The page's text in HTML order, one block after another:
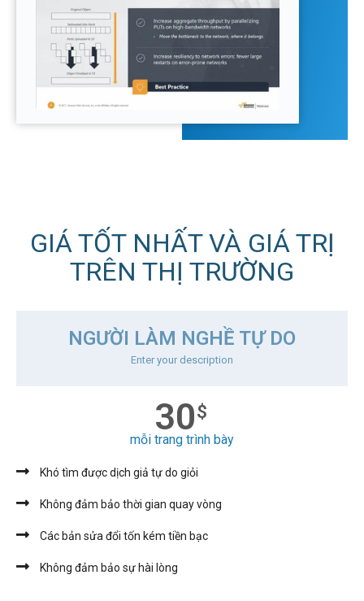
GIÁ TỐT NHẤT VÀ GIÁ TRỊ
TRÊN THỊ TRƯỜNG
NGƯỜI LÀM NGHỀ TỰ DO
Enter your description
30$
mỗi trang trình bày
Khó tìm được dịch giả tự do giỏi
Không đảm bảo thời gian quay vòng
Các bản sửa đổi tốn kém tiền bạc
Không đảm bảo sự hài lòng